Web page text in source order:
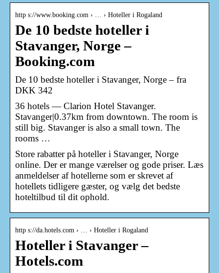
http s://www.booking.com › … › Hoteller i Rogaland
De 10 bedste hoteller i
Stavanger, Norge –
Booking.com
De 10 bedste hoteller i Stavanger, Norge – fra
DKK 342
36 hotels — Clarion Hotel Stavanger.
Stavanger|0.37km from downtown. The room is
still big. Stavanger is also a small town. The
rooms …
Store rabatter på hoteller i Stavanger, Norge
online. Der er mange værelser og gode priser. Læs
anmeldelser af hotellerne som er skrevet af
hotellets tidligere gæster, og vælg det bedste
hoteltilbud til dit ophold.
http s://da.hotels.com › … › Hoteller i Rogaland
Hoteller i Stavanger –
Hotels.com